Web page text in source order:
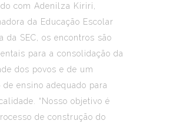
com Adenilza Kiriri,
da Educação Escolar
da SEC, os encontros são
para a consolidação da
dos povos e de um
de ensino adequado para
“Nosso objetivo é
de construção do